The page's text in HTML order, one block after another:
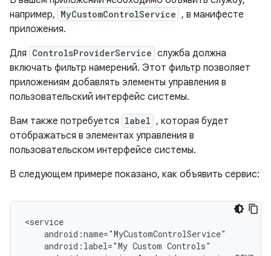
например, MyCustomControlService , в манифесте
приложения.
Для ControlsProviderService служба должна
включать фильтр намерений. Этот фильтр позволяет
приложениям добавлять элементы управления в
пользовательский интерфейс системы.
Вам также потребуется label , которая будет
отображаться в элементах управления в
пользовательском интерфейсе системы.
В следующем примере показано, как объявить сервис:
android:label="My Custom